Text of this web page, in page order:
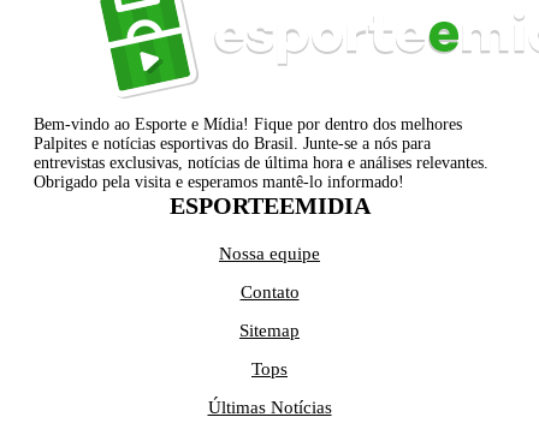
Bem-vindo ao Esporte e Mídia! Fique por dentro dos melhores
Palpites e notícias esportivas do Brasil. Junte-se a nós para
entrevistas exclusivas, notícias de última hora e análises relevantes.
Obrigado pela visita e esperamos mantê-lo informado!
ESPORTEEMIDIA
Nossa equipe
Contato
Sitemap
Tops
Últimas Notícias